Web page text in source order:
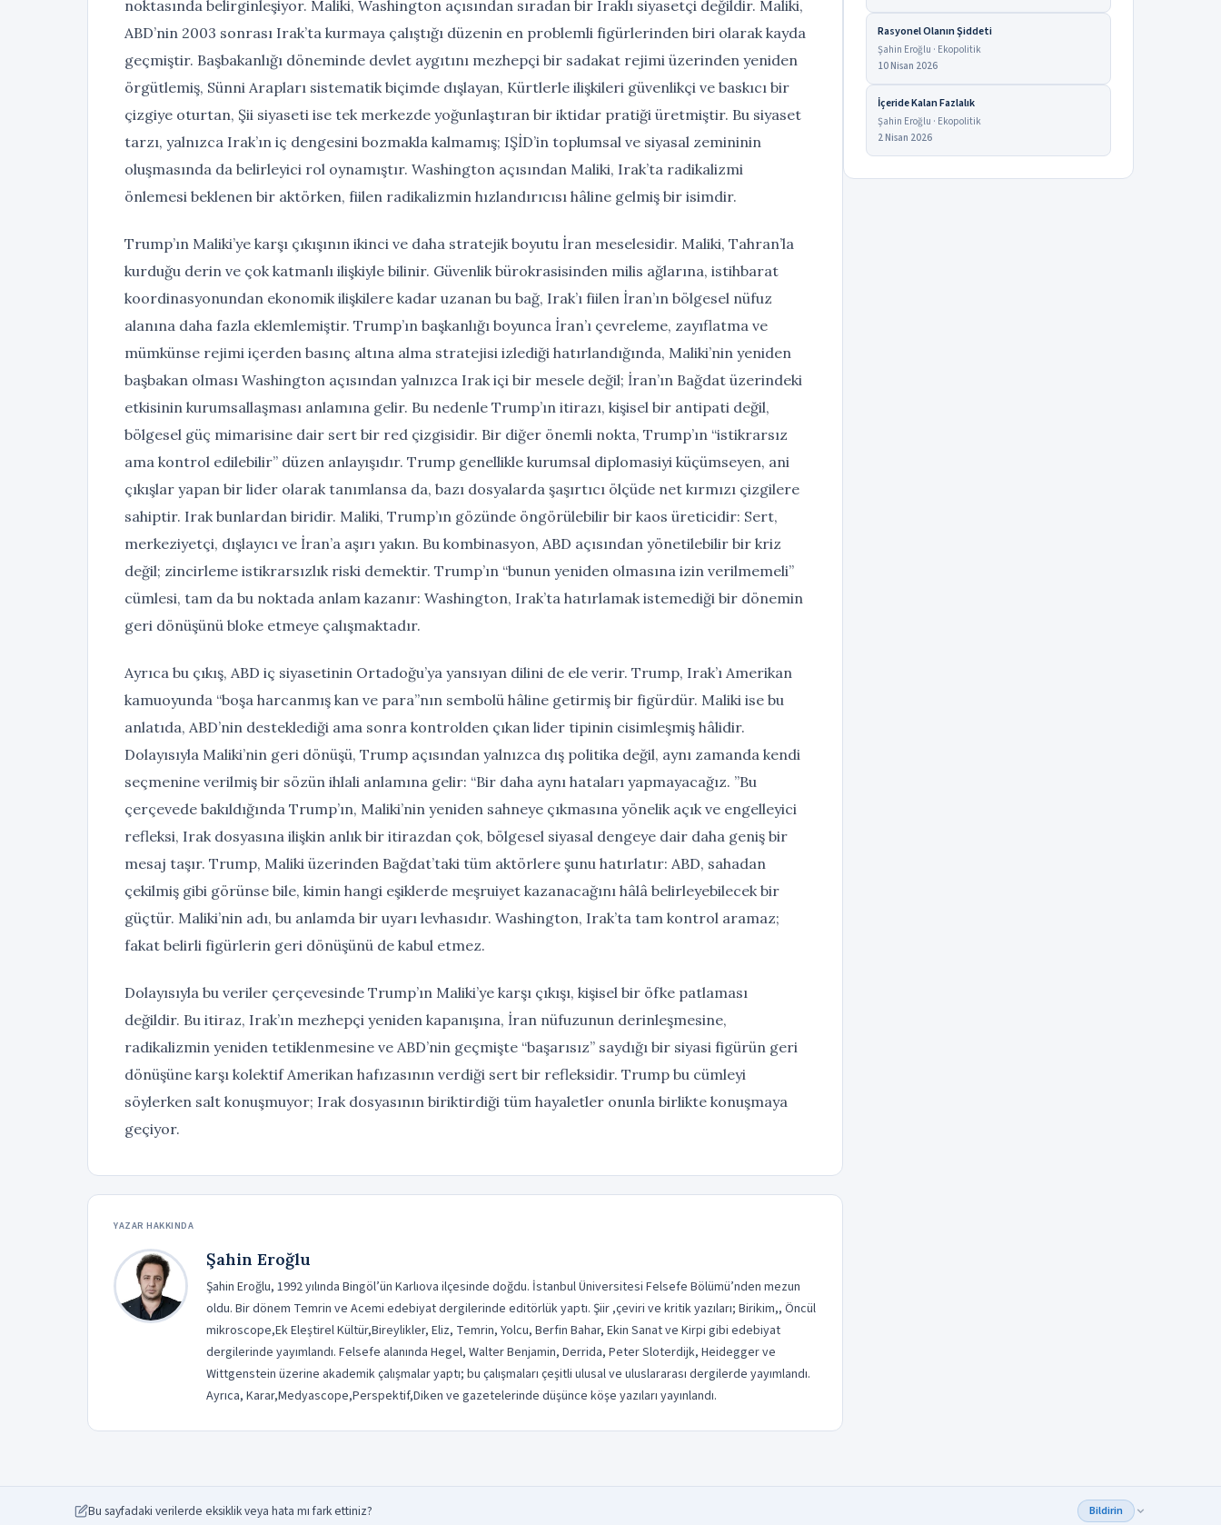
noktasında belirginleşiyor. Maliki, Washington açısından sıradan bir Iraklı siyasetçi değildir. Maliki,
ABD’nin 2003 sonrası Irak’ta kurmaya çalıştığı düzenin en problemli figürlerinden biri olarak kayda
geçmiştir. Başbakanlığı döneminde devlet aygıtını mezhepçi bir sadakat rejimi üzerinden yeniden
örgütlemiş, Sünni Arapları sistematik biçimde dışlayan, Kürtlerle ilişkileri güvenlikçi ve baskıcı bir
çizgiye oturtan, Şii siyaseti ise tek merkezde yoğunlaştıran bir iktidar pratiği üretmiştir. Bu siyaset
tarzı, yalnızca Irak’ın iç dengesini bozmakla kalmamış; IŞİD’in toplumsal ve siyasal zemininin
oluşmasında da belirleyici rol oynamıştır. Washington açısından Maliki, Irak’ta radikalizmi
önlemesi beklenen bir aktörken, fiilen radikalizmin hızlandırıcısı hâline gelmiş bir isimdir.
Trump’ın Maliki’ye karşı çıkışının ikinci ve daha stratejik boyutu İran meselesidir. Maliki, Tahran’la
kurduğu derin ve çok katmanlı ilişkiyle bilinir. Güvenlik bürokrasisinden milis ağlarına, istihbarat
koordinasyonundan ekonomik ilişkilere kadar uzanan bu bağ, Irak’ı fiilen İran’ın bölgesel nüfuz
alanına daha fazla eklemlemiştir. Trump’ın başkanlığı boyunca İran’ı çevreleme, zayıflatma ve
mümkünse rejimi içerden basınç altına alma stratejisi izlediği hatırlandığında, Maliki’nin yeniden
başbakan olması Washington açısından yalnızca Irak içi bir mesele değil; İran’ın Bağdat üzerindeki
etkisinin kurumsallaşması anlamına gelir. Bu nedenle Trump’ın itirazı, kişisel bir antipati değil,
bölgesel güç mimarisine dair sert bir red çizgisidir. Bir diğer önemli nokta, Trump’ın “istikrarsız
ama kontrol edilebilir” düzen anlayışıdır. Trump genellikle kurumsal diplomasiyi küçümseyen, ani
çıkışlar yapan bir lider olarak tanımlansa da, bazı dosyalarda şaşırtıcı ölçüde net kırmızı çizgilere
sahiptir. Irak bunlardan biridir. Maliki, Trump’ın gözünde öngörülebilir bir kaos üreticidir: Sert,
merkeziyetçi, dışlayıcı ve İran’a aşırı yakın. Bu kombinasyon, ABD açısından yönetilebilir bir kriz
değil; zincirleme istikrarsızlık riski demektir. Trump’ın “bunun yeniden olmasına izin verilmemeli”
cümlesi, tam da bu noktada anlam kazanır: Washington, Irak’ta hatırlamak istemediği bir dönemin
geri dönüşünü bloke etmeye çalışmaktadır.
Ayrıca bu çıkış, ABD iç siyasetinin Ortadoğu’ya yansıyan dilini de ele verir. Trump, Irak’ı Amerikan
kamuoyunda “boşa harcanmış kan ve para”nın sembolü hâline getirmiş bir figürdür. Maliki ise bu
anlatıda, ABD’nin desteklediği ama sonra kontrolden çıkan lider tipinin cisimleşmiş hâlidir.
Dolayısıyla Maliki’nin geri dönüşü, Trump açısından yalnızca dış politika değil, aynı zamanda kendi
seçmenine verilmiş bir sözün ihlali anlamına gelir: “Bir daha aynı hataları yapmayacağız. ”Bu
çerçevede bakıldığında Trump’ın, Maliki’nin yeniden sahneye çıkmasına yönelik açık ve engelleyici
refleksi, Irak dosyasına ilişkin anlık bir itirazdan çok, bölgesel siyasal dengeye dair daha geniş bir
mesaj taşır. Trump, Maliki üzerinden Bağdat’taki tüm aktörlere şunu hatırlatır: ABD, sahadan
çekilmiş gibi görünse bile, kimin hangi eşiklerde meşruiyet kazanacağını hâlâ belirleyebilecek bir
güçtür. Maliki’nin adı, bu anlamda bir uyarı levhasıdır. Washington, Irak’ta tam kontrol aramaz;
fakat belirli figürlerin geri dönüşünü de kabul etmez.
Dolayısıyla bu veriler çerçevesinde Trump’ın Maliki’ye karşı çıkışı, kişisel bir öfke patlaması
değildir. Bu itiraz, Irak’ın mezhepçi yeniden kapanışına, İran nüfuzunun derinleşmesine,
radikalizmin yeniden tetiklenmesine ve ABD’nin geçmişte “başarısız” saydığı bir siyasi figürün geri
dönüşüne karşı kolektif Amerikan hafızasının verdiği sert bir refleksidir. Trump bu cümleyi
söylerken salt konuşmuyor; Irak dosyasının biriktirdiği tüm hayaletler onunla birlikte konuşmaya
geçiyor.
YAZAR HAKKINDA
Şahin Eroğlu
Şahin Eroğlu, 1992 yılında Bingöl’ün Karlıova ilçesinde doğdu. İstanbul Üniversitesi Felsefe Bölümü’nden mezun
oldu. Bir dönem Temrin ve Acemi edebiyat dergilerinde editörlük yaptı. Şiir ,çeviri ve kritik yazıları; Birikim,, Öncül
mikroscope,Ek Eleştirel Kültür,Bireylikler, Eliz, Temrin, Yolcu, Berfin Bahar, Ekin Sanat ve Kirpi gibi edebiyat
dergilerinde yayımlandı. Felsefe alanında Hegel, Walter Benjamin, Derrida, Peter Sloterdijk, Heidegger ve
Wittgenstein üzerine akademik çalışmalar yaptı; bu çalışmaları çeşitli ulusal ve uluslararası dergilerde yayımlandı.
Ayrıca, Karar,Medyascope,Perspektif,Diken ve gazetelerinde düşünce köşe yazıları yayınlandı.
Rasyonel Olanın Şiddeti
Şahin Eroğlu · Ekopolitik
10 Nisan 2026
İçeride Kalan Fazlalık
Şahin Eroğlu · Ekopolitik
2 Nisan 2026
Bu sayfadaki verilerde eksiklik veya hata mı fark ettiniz? Bildirin